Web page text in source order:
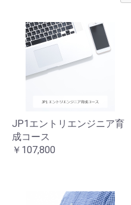
JP1エントリエンジニア育
成コース
￥107,800